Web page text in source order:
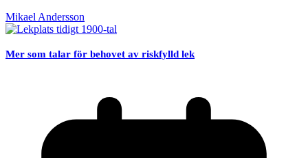
Mikael Andersson
Mer som talar för behovet av riskfylld lek